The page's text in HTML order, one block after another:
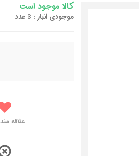
کالا موجود است
موجودی انبار : 3 عدد
علاقه